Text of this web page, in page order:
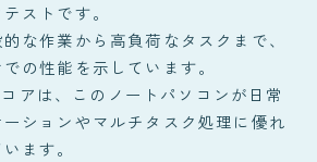
ストです。
な作業から高負荷なタスクまで、
の性能を示しています。
アは、このノートパソコンが日常
ションやマルチタスク処理に優れ
ます。